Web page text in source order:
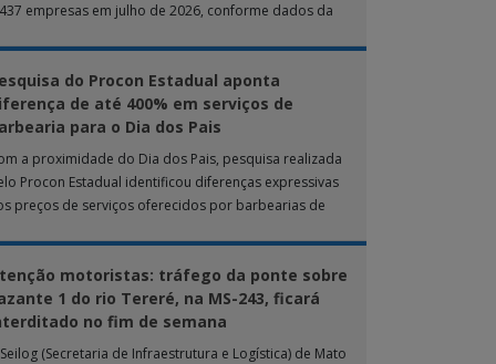
empresas em julho de 2026, conforme dados da
do Procon Estadual aponta
de até 400% em serviços de
para o Dia dos Pais
a proximidade do Dia dos Pais, pesquisa realizada
Procon Estadual identificou diferenças expressivas
preços de serviços oferecidos por barbearias de
motoristas: tráfego da ponte sobre
1 do rio Tereré, na MS-243, ficará
no fim de semana
(Secretaria de Infraestrutura e Logística) de Mato